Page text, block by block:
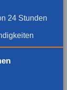
24 Stunden